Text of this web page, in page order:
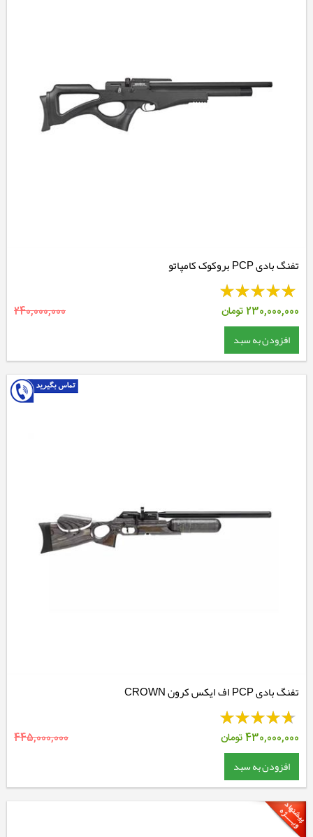
تفنگ بادی PCP بروکوک کامپاتو
230,000,000تومان 240,000,000
افزودن به سبد
تفنگ بادی PCP اف ایکس کرون CROWN
430,000,000تومان 445,000,000
افزودن به سبد